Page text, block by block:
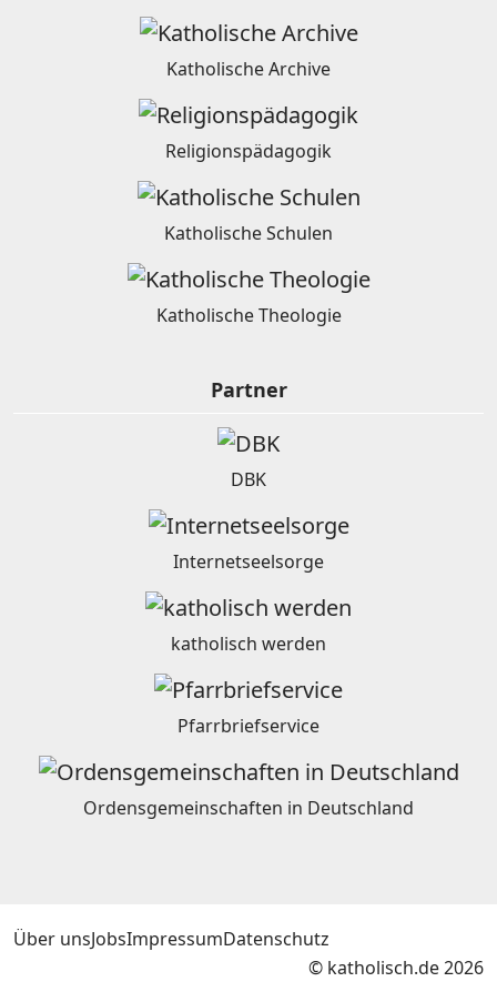
Katholische Archive
Religionspädagogik
Katholische Schulen
Katholische Theologie
Partner
DBK
Internetseelsorge
katholisch werden
Pfarrbriefservice
Ordensgemeinschaften in Deutschland
Über unsJobsImpressumDatenschutz
© katholisch.de 2026